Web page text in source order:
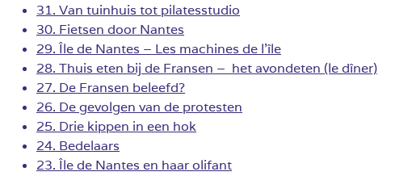
31. Van tuinhuis tot pilatesstudio
30. Fietsen door Nantes
29. Île de Nantes – Les machines de l’île
28. Thuis eten bij de Fransen – het avondeten (le dîner)
27. De Fransen beleefd?
26. De gevolgen van de protesten
25. Drie kippen in een hok
24. Bedelaars
23. Île de Nantes en haar olifant